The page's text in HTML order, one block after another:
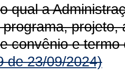
qual a
convênio e
de 23/09/2024)